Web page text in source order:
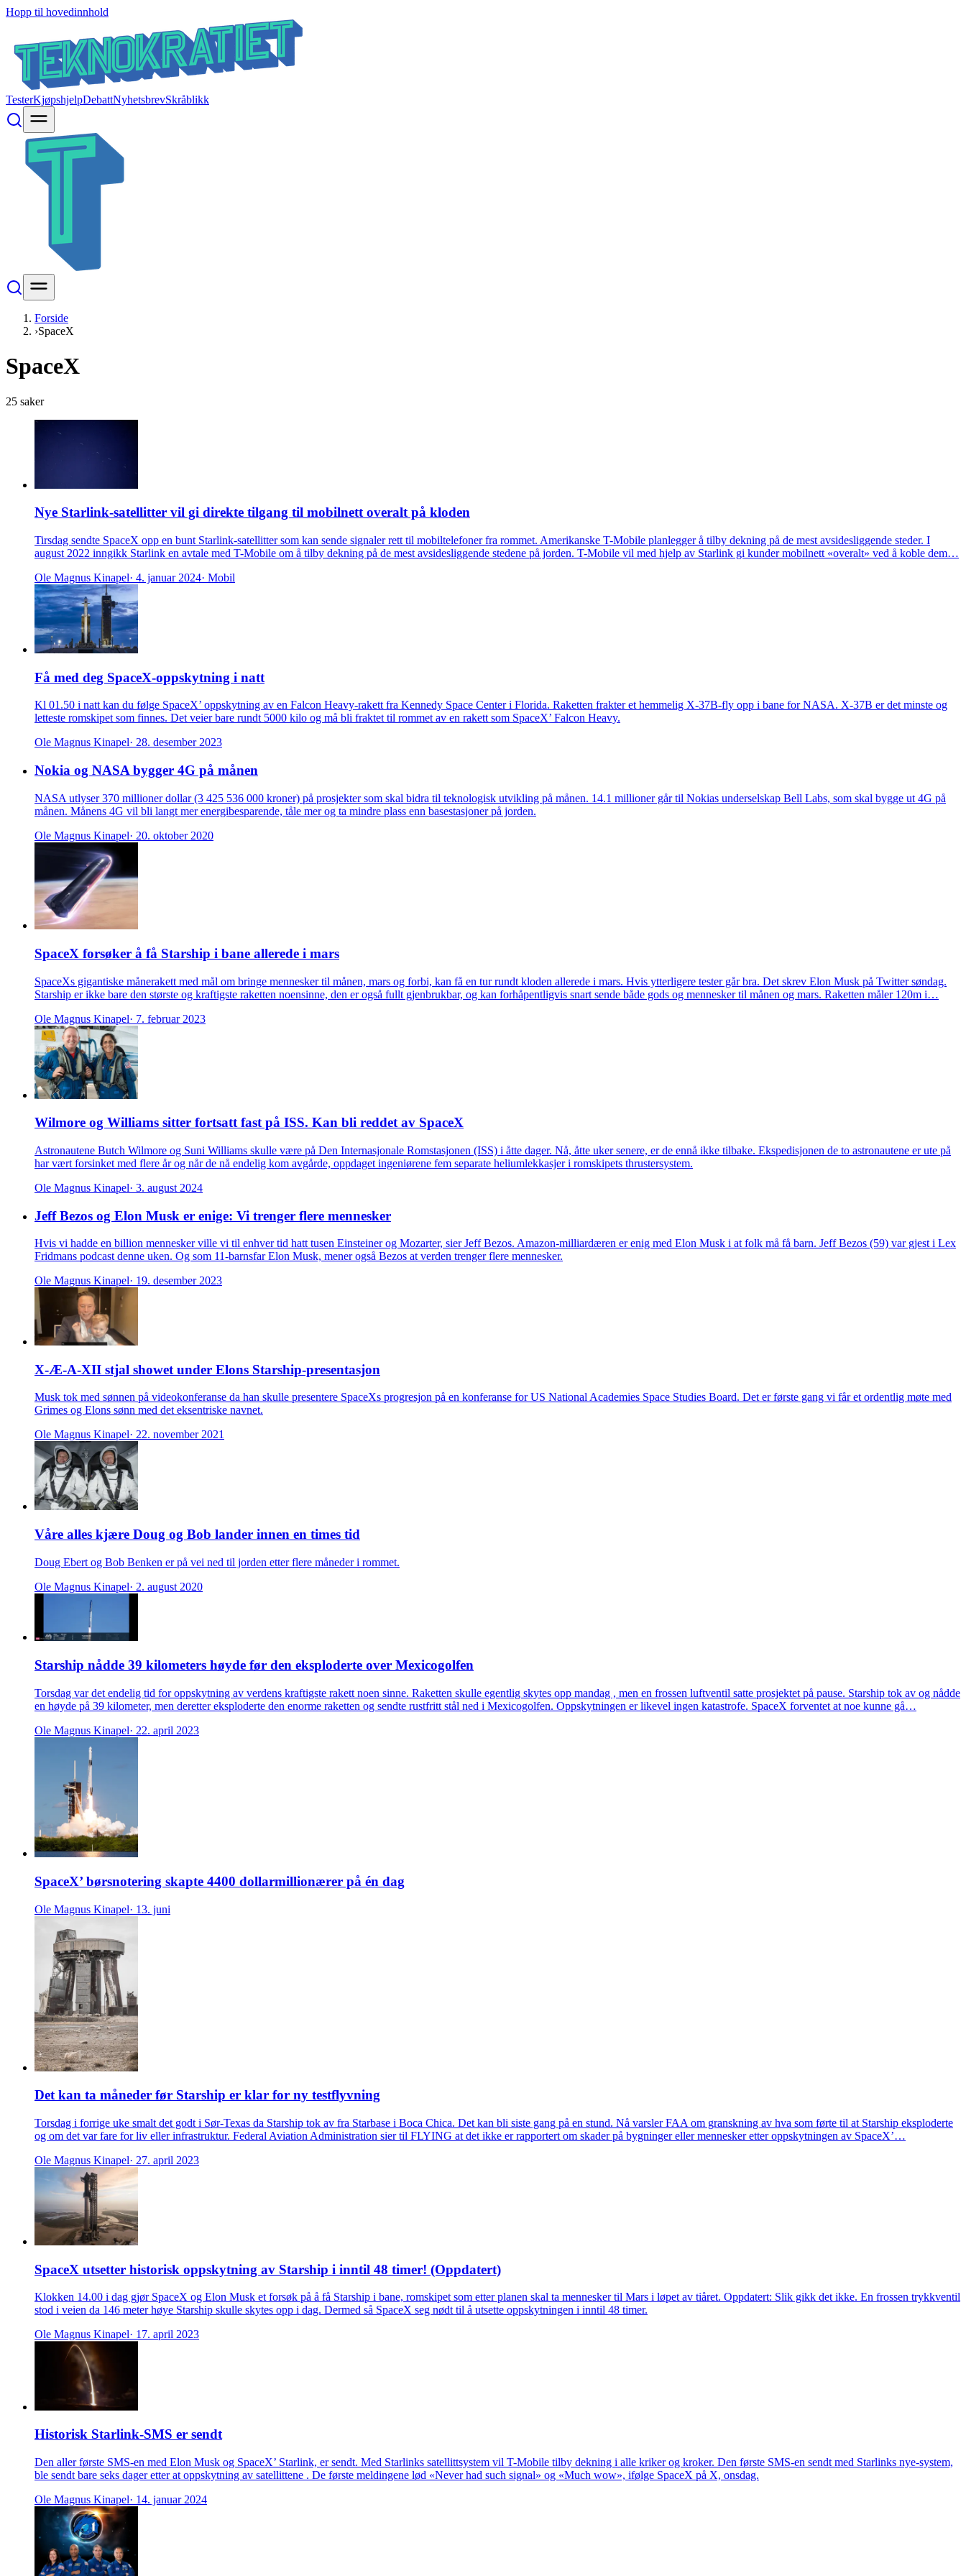
Hopp til hovedinnhold
TesterKjøpshjelpDebattNyhetsbrevSkråblikk
Forside
›SpaceX
SpaceX
25 saker
Nye Starlink-satellitter vil gi direkte tilgang til mobilnett overalt på kloden
Tirsdag sendte SpaceX opp en bunt Starlink-satellitter som kan sende signaler rett til mobiltelefoner fra rommet. Amerikanske T-Mobile planlegger å tilby dekning på de mest avsidesliggende steder. I
august 2022 inngikk Starlink en avtale med T-Mobile om å tilby dekning på de mest avsidesliggende stedene på jorden. T-Mobile vil med hjelp av Starlink gi kunder mobilnett «overalt» ved å koble dem…
Ole Magnus Kinapel· 4. januar 2024· Mobil
Få med deg SpaceX-oppskytning i natt
Kl 01.50 i natt kan du følge SpaceX’ oppskytning av en Falcon Heavy-rakett fra Kennedy Space Center i Florida. Raketten frakter et hemmelig X-37B-fly opp i bane for NASA. X-37B er det minste og
letteste romskipet som finnes. Det veier bare rundt 5000 kilo og må bli fraktet til rommet av en rakett som SpaceX’ Falcon Heavy.
Ole Magnus Kinapel· 28. desember 2023
Nokia og NASA bygger 4G på månen
NASA utlyser 370 millioner dollar (3 425 536 000 kroner) på prosjekter som skal bidra til teknologisk utvikling på månen. 14.1 millioner går til Nokias underselskap Bell Labs, som skal bygge ut 4G på
månen. Månens 4G vil bli langt mer energibesparende, tåle mer og ta mindre plass enn basestasjoner på jorden.
Ole Magnus Kinapel· 20. oktober 2020
SpaceX forsøker å få Starship i bane allerede i mars
SpaceXs gigantiske månerakett med mål om bringe mennesker til månen, mars og forbi, kan få en tur rundt kloden allerede i mars. Hvis ytterligere tester går bra. Det skrev Elon Musk på Twitter søndag.
Starship er ikke bare den største og kraftigste raketten noensinne, den er også fullt gjenbrukbar, og kan forhåpentligvis snart sende både gods og mennesker til månen og mars. Raketten måler 120m i…
Ole Magnus Kinapel· 7. februar 2023
Wilmore og Williams sitter fortsatt fast på ISS. Kan bli reddet av SpaceX
Astronautene Butch Wilmore og Suni Williams skulle være på Den Internasjonale Romstasjonen (ISS) i åtte dager. Nå, åtte uker senere, er de ennå ikke tilbake. Ekspedisjonen de to astronautene er ute på
har vært forsinket med flere år og når de nå endelig kom avgårde, oppdaget ingeniørene fem separate heliumlekkasjer i romskipets thrustersystem.
Ole Magnus Kinapel· 3. august 2024
Jeff Bezos og Elon Musk er enige: Vi trenger flere mennesker
Hvis vi hadde en billion mennesker ville vi til enhver tid hatt tusen Einsteiner og Mozarter, sier Jeff Bezos. Amazon-milliardæren er enig med Elon Musk i at folk må få barn. Jeff Bezos (59) var gjest i Lex
Fridmans podcast denne uken. Og som 11-barnsfar Elon Musk, mener også Bezos at verden trenger flere mennesker.
Ole Magnus Kinapel· 19. desember 2023
X-Æ-A-XII stjal showet under Elons Starship-presentasjon
Musk tok med sønnen på videokonferanse da han skulle presentere SpaceXs progresjon på en konferanse for US National Academies Space Studies Board. Det er første gang vi får et ordentlig møte med
Grimes og Elons sønn med det eksentriske navnet.
Ole Magnus Kinapel· 22. november 2021
Våre alles kjære Doug og Bob lander innen en times tid
Doug Ebert og Bob Benken er på vei ned til jorden etter flere måneder i rommet.
Ole Magnus Kinapel· 2. august 2020
Starship nådde 39 kilometers høyde før den eksploderte over Mexicogolfen
Torsdag var det endelig tid for oppskytning av verdens kraftigste rakett noen sinne. Raketten skulle egentlig skytes opp mandag , men en frossen luftventil satte prosjektet på pause. Starship tok av og nådde
en høyde på 39 kilometer, men deretter eksploderte den enorme raketten og sendte rustfritt stål ned i Mexicogolfen. Oppskytningen er likevel ingen katastrofe. SpaceX forventet at noe kunne gå…
Ole Magnus Kinapel· 22. april 2023
SpaceX’ børsnotering skapte 4400 dollarmillionærer på én dag
Ole Magnus Kinapel· 13. juni
Det kan ta måneder før Starship er klar for ny testflyvning
Torsdag i forrige uke smalt det godt i Sør-Texas da Starship tok av fra Starbase i Boca Chica. Det kan bli siste gang på en stund. Nå varsler FAA om granskning av hva som førte til at Starship eksploderte
og om det var fare for liv eller infrastruktur. Federal Aviation Administration sier til FLYING at det ikke er rapportert om skader på bygninger eller mennesker etter oppskytningen av SpaceX’…
Ole Magnus Kinapel· 27. april 2023
SpaceX utsetter historisk oppskytning av Starship i inntil 48 timer! (Oppdatert)
Klokken 14.00 i dag gjør SpaceX og Elon Musk et forsøk på å få Starship i bane, romskipet som etter planen skal ta mennesker til Mars i løpet av tiåret. Oppdatert: Slik gikk det ikke. En frossen trykkventil
stod i veien da 146 meter høye Starship skulle skytes opp i dag. Dermed så SpaceX seg nødt til å utsette oppskytningen i inntil 48 timer.
Ole Magnus Kinapel· 17. april 2023
Historisk Starlink-SMS er sendt
Den aller første SMS-en med Elon Musk og SpaceX’ Starlink, er sendt. Med Starlinks satellittsystem vil T-Mobile tilby dekning i alle kriker og kroker. Den første SMS-en sendt med Starlinks nye-system,
ble sendt bare seks dager etter at oppskytning av satellittene . De første meldingene lød «Never had such signal» og «Much wow», ifølge SpaceX på X, onsdag.
Ole Magnus Kinapel· 14. januar 2024